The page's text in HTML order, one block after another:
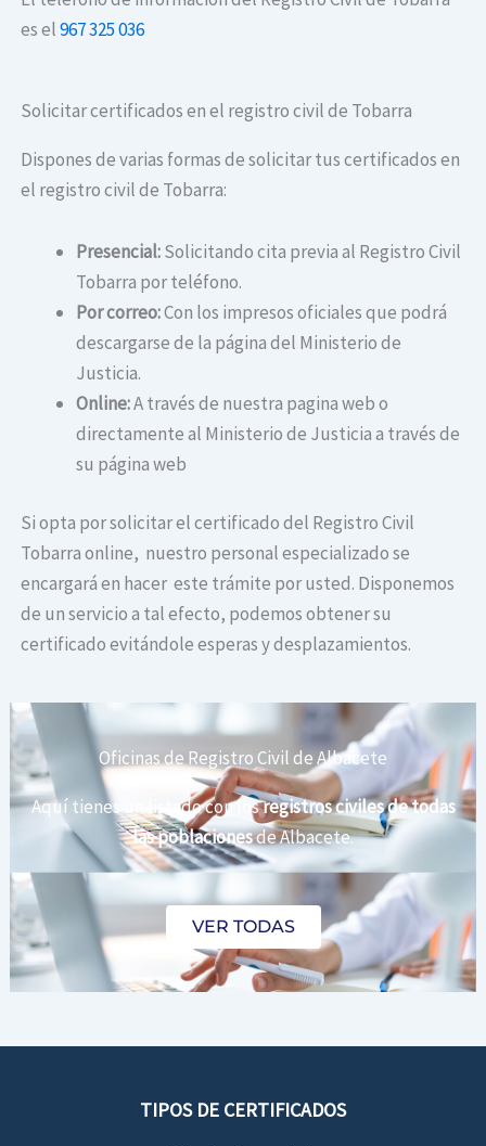
es el967 325 036
Solicitar certificados en el registro civil de Tobarra
Dispones de varias formas de solicitar tus certificados en
el registro civil de Tobarra:
Presencial:Solicitando cita previa al Registro Civil
Tobarra por teléfono.
Por correo:Con los impresos oficiales que podrá
descargarse de la página del Ministerio de
Justicia.
Online:A través de nuestra pagina web o
directamente al Ministerio de Justicia a través de
su página web
Si opta por solicitar el certificado del Registro Civil
Tobarra online, nuestro personal especializado se
encargará en hacer este trámite por usted. Disponemos
de un servicio a tal efecto, podemos obtener su
certificado evitándole esperas y desplazamientos.
Oficinas de Registro Civil de Albacete
Aquí tienes un listado con losregistros civiles de todas
las poblacionesde Albacete.
VER TODAS
TIPOS DE CERTIFICADOS